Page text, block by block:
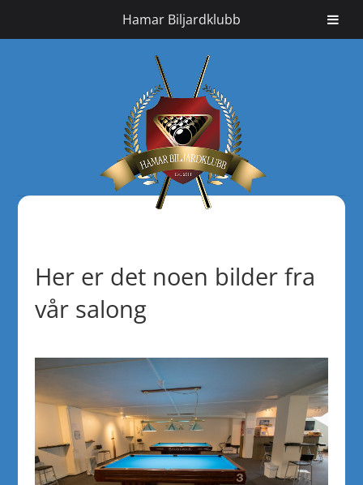
Hamar Biljardklubb
Her er det noen bilder fra
vår salong